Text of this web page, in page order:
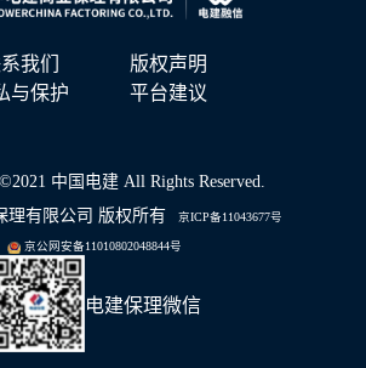
我们
版权声明
与保护
平台建议
中国电建 All Rights Reserved.
理有限公司 版权所有
京ICP备11043677号
京公网安备11010802048844号
电建保理微信